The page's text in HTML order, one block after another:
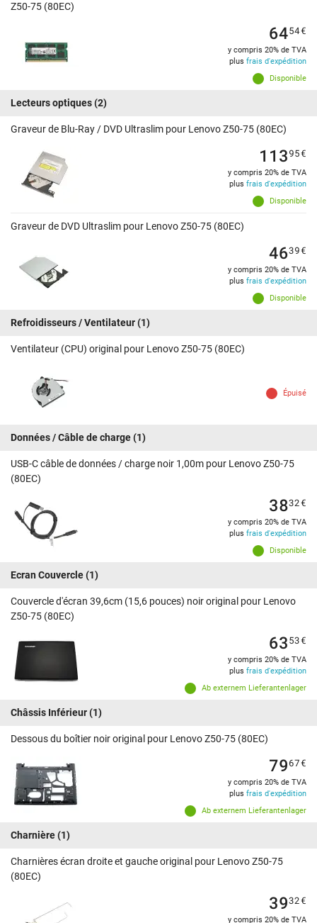
Z50-75 (80EC)
Disponible
6454€
y compris 20% de TVA
plus frais d'expédition
Lecteurs optiques(2)
Graveur de Blu-Ray / DVD Ultraslim pour Lenovo Z50-75 (80EC)
Disponible
11395€
y compris 20% de TVA
plus frais d'expédition
Graveur de DVD Ultraslim pour Lenovo Z50-75 (80EC)
Disponible
4639€
y compris 20% de TVA
plus frais d'expédition
Refroidisseurs / Ventilateur(1)
Ventilateur (CPU) original pour Lenovo Z50-75 (80EC)
Épuisé
Données / Câble de charge(1)
USB-C câble de données / charge noir 1,00m pour Lenovo Z50-75
(80EC)
Disponible
3832€
y compris 20% de TVA
plus frais d'expédition
Ecran Couvercle(1)
Couvercle d'écran 39,6cm (15,6 pouces) noir original pour Lenovo
Z50-75 (80EC)
Ab externem Lieferantenlager
6353€
y compris 20% de TVA
plus frais d'expédition
Châssis Inférieur(1)
Dessous du boîtier noir original pour Lenovo Z50-75 (80EC)
Ab externem Lieferantenlager
7967€
y compris 20% de TVA
plus frais d'expédition
Charnière(1)
Charnières écran droite et gauche original pour Lenovo Z50-75
(80EC)
3932€
y compris 20% de TVA